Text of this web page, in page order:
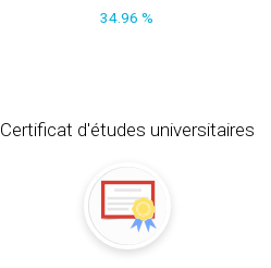
34.96 %
Certificat d'études universitaires